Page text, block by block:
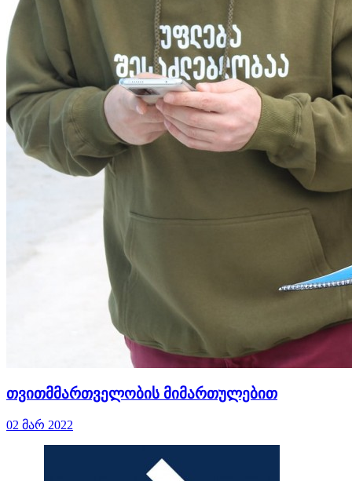
თვითმმართველობის მიმართულებით
02 მარ 2022